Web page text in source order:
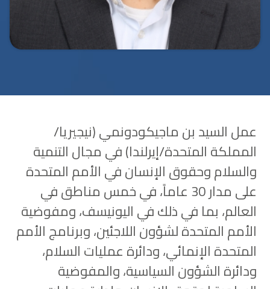
عمل السيد بن ماجيكودونمي (نيجيريا/
المملكة المتحدة/إيرلندا) في مجال التنمية
والسلام وحقوق الإنسان في الأمم المتحدة
على مدار 30 عاماً، في خمس مناطق في
العالم، بما في ذلك في اليونيسف، ومفوضية
الأمم المتحدة لشؤون اللاجئين، وبرنامج الأمم
المتحدة الإنمائي، ودائرة عمليات السلام،
ودائرة الشؤون السياسية، والمفوضية